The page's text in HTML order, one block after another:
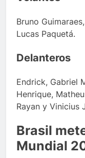
Bruno
Lucas Paquetá.
Delanteros
Endrick, Gabriel
Henrique,
Rayan y Vinicius
Brasil
Mundial